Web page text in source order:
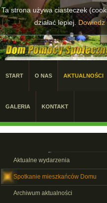
Ta strona używa ciasteczek
działać lepiej.
START O NAS AKTUALNOŚCI
GALERIA KONTAKT
Aktualne wydarzenia
Spotkanie mieszkańców Domu
Archiwum aktualności